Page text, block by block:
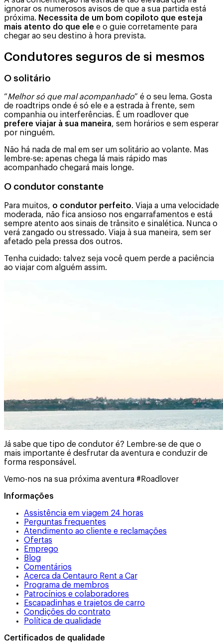
ignorar os numerosos avisos de que a sua partida está
próxima. Necessita de um bom copiloto que esteja
mais atento do que ele e o guie corretamente para
chegar ao seu destino à hora prevista.
Condutores seguros de si mesmos
O solitário
“Melhor só que mal acompanhado” é o seu lema. Gosta
de roadtrips onde é só ele e a estrada à frente, sem
companhia ou interferências. É um roadlover que
prefere viajar à sua maneira, sem horários e sem esperar
por ninguém.
Não há nada de mal em ser um solitário ao volante. Mas
lembre-se: apenas chega lá mais rápido mas
acompanhado chegará mais longe.
O condutor constante
Para muitos, o condutor perfeito. Viaja a uma velocidade
moderada, não fica ansioso nos engarrafamentos e está
sempre atento aos sinais de trânsito e sinalética. Nunca o
verá zangado ou stressado. Viaja à sua maneira, sem ser
afetado pela pressa dos outros.
Tenha cuidado: talvez seja você quem perde a paciência
ao viajar com alguém assim.
Já sabe que tipo de condutor é? Lembre-se de que o
mais importante é desfrutar da aventura e conduzir de
forma responsável.
Vemo-nos na sua próxima aventura #Roadlover
Informações
Assistência em viagem 24 horas
Perguntas frequentes
Atendimento ao cliente e reclamações
Ofertas
Emprego
Blog
Comentários
Acerca da Centauro Rent a Car
Programa de membros
Patrocínios e colaboradores
Escapadinhas e trajetos de carro
Condições do contrato
Política de qualidade
Certificados de qualidade